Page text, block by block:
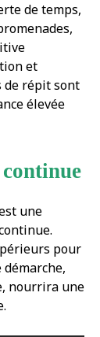
de temps,
et
de répit sont
élevée
une
pour
nourrira une